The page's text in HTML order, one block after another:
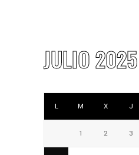
JULIO 2025
L M X J
1 2 3